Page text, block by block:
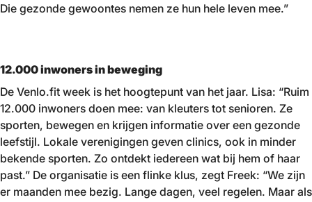
Die gezonde gewoontes nemen ze hun hele leven mee.”
12.000 inwoners in beweging
De Venlo.fit week is het hoogtepunt van het jaar. Lisa: “Ruim
12.000 inwoners doen mee: van kleuters tot senioren. Ze
sporten, bewegen en krijgen informatie over een gezonde
leefstijl. Lokale verenigingen geven clinics, ook in minder
bekende sporten. Zo ontdekt iedereen wat bij hem of haar
past.” De organisatie is een flinke klus, zegt Freek: “We zijn
er maanden mee bezig. Lange dagen, veel regelen. Maar als